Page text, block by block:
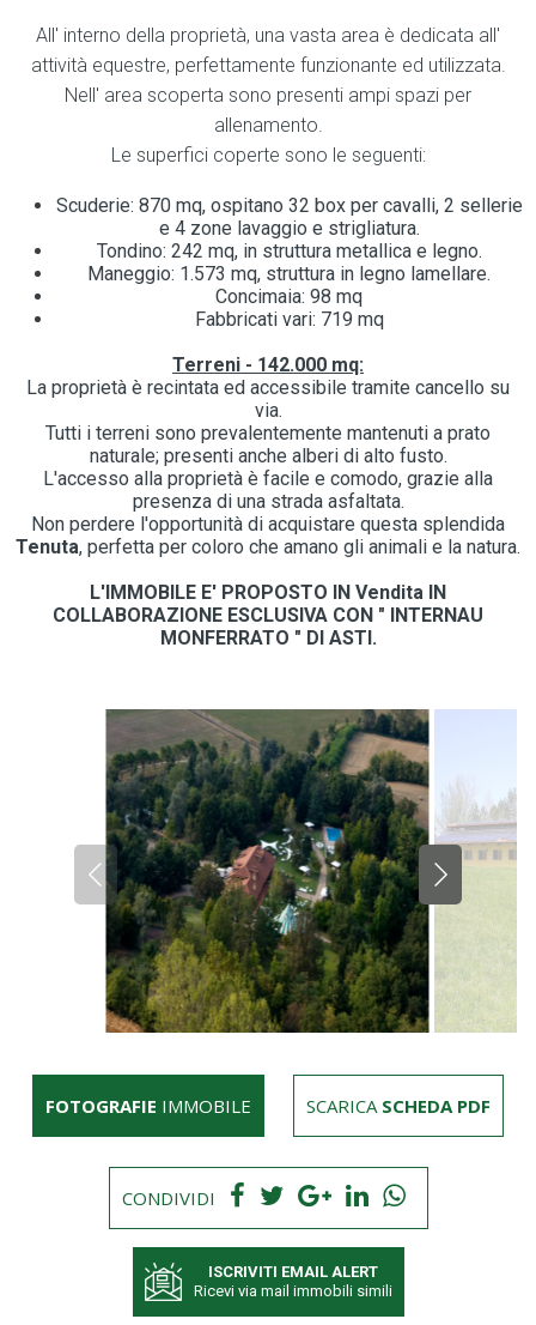
All' interno della proprietà, una vasta area è dedicata all'
attività equestre, perfettamente funzionante ed utilizzata.
Nell' area scoperta sono presenti ampi spazi per
allenamento.
Le superfici coperte sono le seguenti:
Scuderie: 870 mq, ospitano 32 box per cavalli, 2 sellerie
e 4 zone lavaggio e strigliatura.
Tondino: 242 mq, in struttura metallica e legno.
Maneggio: 1.573 mq, struttura in legno lamellare.
Concimaia: 98 mq
Fabbricati vari: 719 mq
Terreni - 142.000 mq:
La proprietà è recintata ed accessibile tramite cancello su
via.
Tutti i terreni sono prevalentemente mantenuti a prato
naturale; presenti anche alberi di alto fusto.
L'accesso alla proprietà è facile e comodo, grazie alla
presenza di una strada asfaltata.
Non perdere l'opportunità di acquistare questa splendida
Tenuta, perfetta per coloro che amano gli animali e la natura.
L'IMMOBILE E' PROPOSTO IN Vendita IN
COLLABORAZIONE ESCLUSIVA CON " INTERNAU
MONFERRATO " DI ASTI.
FOTOGRAFIE IMMOBILE SCARICA SCHEDA PDF
CONDIVIDI
ISCRIVITI EMAIL ALERT
Ricevi via mail immobili simili